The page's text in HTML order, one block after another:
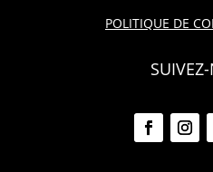
POLITIQUE DE